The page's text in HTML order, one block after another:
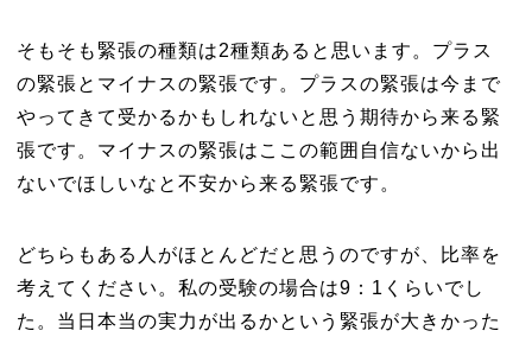
そもそも緊張の種類は2種類あると思います。プラス
の緊張とマイナスの緊張です。プラスの緊張は今まで
やってきて受かるかもしれないと思う期待から来る緊
張です。マイナスの緊張はここの範囲自信ないから出
ないでほしいなと不安から来る緊張です。
どちらもある人がほとんどだと思うのですが、比率を
考えてください。私の受験の場合は9：1くらいでし
た。当日本当の実力が出るかという緊張が大きかった